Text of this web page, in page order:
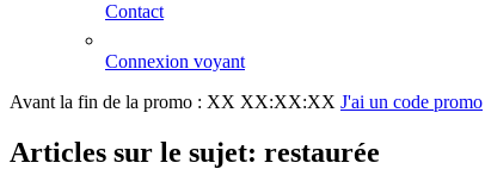
Contact
Connexion voyant
Avant la fin de la promo : XX XX:XX:XX J'ai un code promo
Articles sur le sujet: restaurée